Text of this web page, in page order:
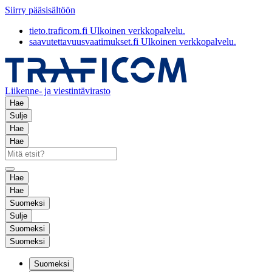
Siirry pääsisältöön
tieto.traficom.fi Ulkoinen verkkopalvelu.
saavutettavuusvaatimukset.fi Ulkoinen verkkopalvelu.
Liikenne- ja viestintävirasto
Hae
Sulje
Hae
Hae
Hae
Hae
Suomeksi
Sulje
Suomeksi
Suomeksi
Suomeksi